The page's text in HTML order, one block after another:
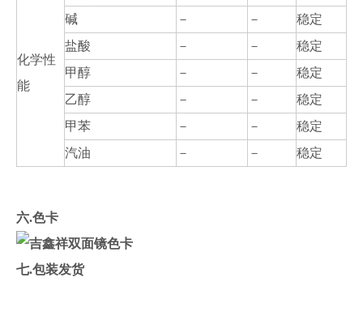
化学性
能
碱
－ －
稳定
盐酸
－ －
稳定
甲醇
－ －
稳定
乙醇
－ －
稳定
甲苯
－ －
稳定
汽油
－ － 稳定
六.色卡
七.包装发货